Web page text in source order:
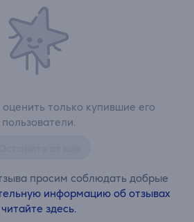
только купившие его
пользователи.
просим соблюдать добрые
информацию об отзывах
читайте здесь.